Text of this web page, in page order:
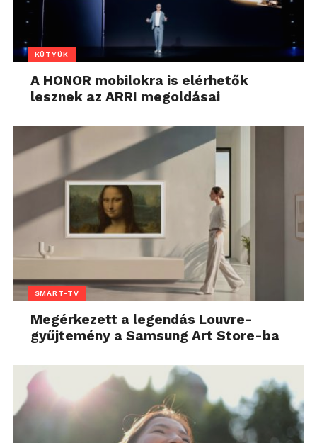
KÜTYÜK
A HONOR mobilokra is elérhetők
lesznek az ARRI megoldásai
SMART-TV
Megérkezett a legendás Louvre-
gyűjtemény a Samsung Art Store-ba